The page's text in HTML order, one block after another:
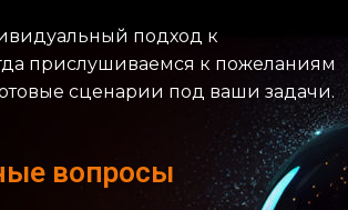
подход к
прислушиваемся к пожеланиям
сценарии под ваши задачи.
вопросы